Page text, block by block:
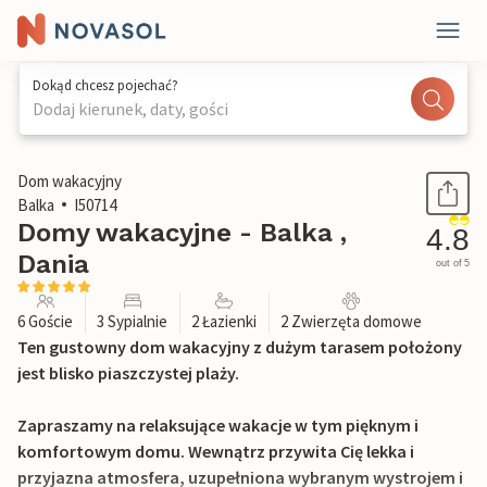
Dokąd chcesz pojechać?
Dodaj kierunek, daty, gości
1 / 41
Dom wakacyjny
Balka
I50714
Domy wakacyjne - Balka ,
Dania
4.8
out of 5
6 Goście 3 Sypialnie 2 Łazienki 2 Zwierzęta domowe
Ten gustowny dom wakacyjny z dużym tarasem położony
jest blisko piaszczystej plaży.
Zapraszamy na relaksujące wakacje w tym pięknym i
komfortowym domu. Wewnątrz przywita Cię lekka i
przyjazna atmosfera, uzupełniona wybranym wystrojem i